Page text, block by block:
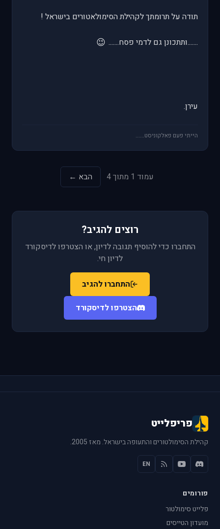
תודה על תרומתך לקהילת הסימולאטורים בישראל !
.......ותתכונן גם לדמי פסח....... 😉
עירן.
הייתי פעם פאלקוניסט......
עמוד 1 מתוך 4 הבא ←
רוצים להגיב?
התחברו כדי להוסיף תגובה לדיון, או הצטרפו לדיסקורד
לדיון חי.
התחברו להגיב
הצטרפו לדיסקורד
פריפלייט
קהילת הסימולטורים והתעופה בישראל. מאז 2005.
EN
פורומים
פלייט סימולטור
מועדון הטייסים